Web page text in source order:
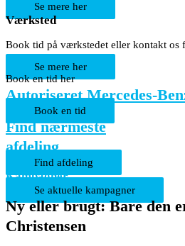
Se mere her
Værksted
Book tid på værkstedet eller kontakt os
Se mere her
Book en tid her
Autoriseret Mercedes-
Book en tid
Find nærmeste
afdeling
Find afdeling
Kampagner
Se aktuelle kampagner
Ny eller brugt: Bare den
Christensen